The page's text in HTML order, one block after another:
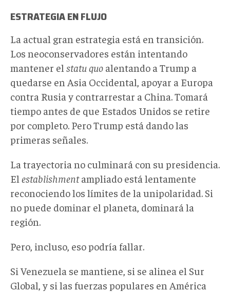
ESTRATEGIA EN FLUJO
La actual gran estrategia está en transición.
Los neoconservadores están intentando
mantener el statu quo alentando a Trump a
quedarse en Asia Occidental, apoyar a Europa
contra Rusia y contrarrestar a China. Tomará
tiempo antes de que Estados Unidos se retire
por completo. Pero Trump está dando las
primeras señales.
La trayectoria no culminará con su presidencia.
El establishmentampliado está lentamente
reconociendo los límites de la unipolaridad. Si
no puede dominar el planeta, dominará la
región.
Pero, incluso, eso podría fallar.
Si Venezuela se mantiene, si se alinea el Sur
Global, y si las fuerzas populares en América